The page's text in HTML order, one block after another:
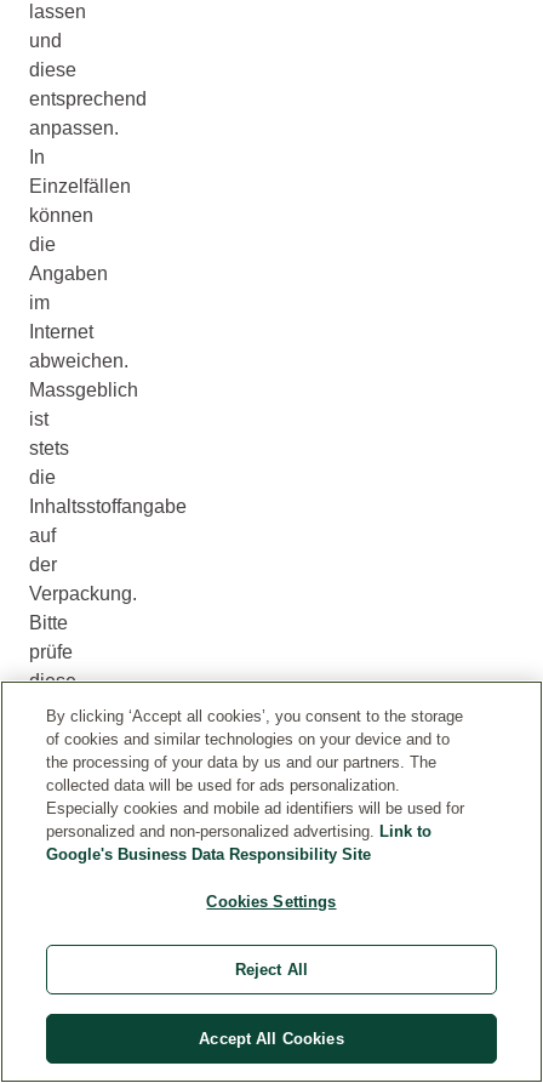
lassen
und
diese
entsprechend
anpassen.
In
Einzelfällen
können
die
Angaben
im
Internet
abweichen.
Massgeblich
ist
stets
die
Inhaltsstoffangabe
auf
der
Verpackung.
Bitte
prüfe
diese
vor
der
Verwendung
eines
Produkts,
um
es
dich
ist.
By clicking ‘Accept all cookies’, you consent to the storage
of cookies and similar technologies on your device and to
the processing of your data by us and our partners. The
collected data will be used for ads personalization.
Especially cookies and mobile ad identifiers will be used for
personalized and non-personalized advertising. Link to
Google's Business Data Responsibility Site
Cookies Settings
Reject All
Accept All Cookies